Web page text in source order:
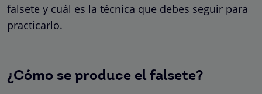
falsete y cuál es la técnica que debes seguir para
practicarlo.
¿Cómo se produce el falsete?